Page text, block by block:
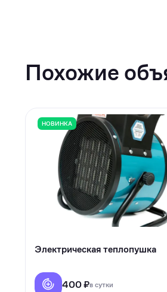
Похожие
НОВИНКА
Электрическая теплопушка
400 ₽в сутки